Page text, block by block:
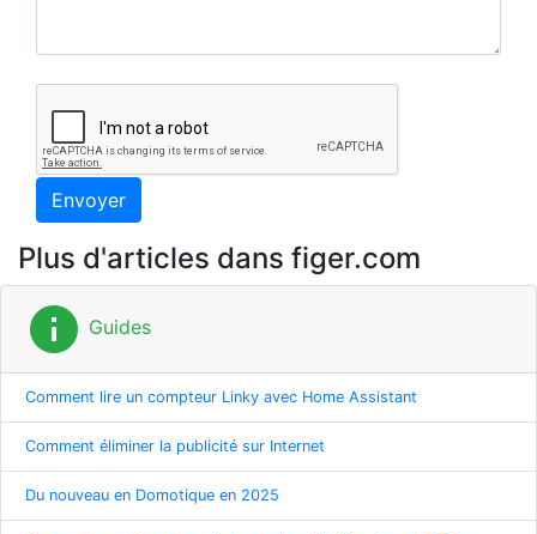
Envoyer
Plus d'articles dans figer.com
info Guides
Comment lire un compteur Linky avec Home Assistant
Comment éliminer la publicité sur Internet
Du nouveau en Domotique en 2025